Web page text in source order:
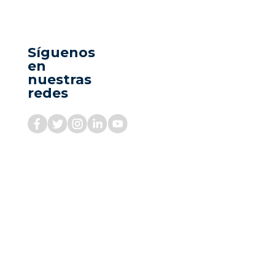
Síguenos
en
nuestras
redes